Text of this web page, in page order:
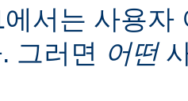
서는 사용자
그러면 어떤